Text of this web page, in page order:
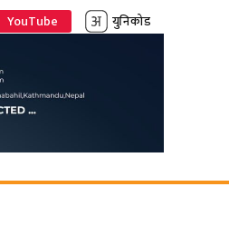
YouTube युनिकोड